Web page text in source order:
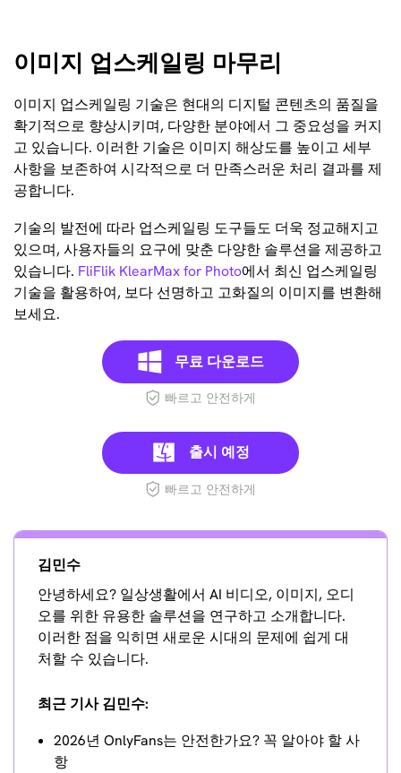
이미지 업스케일링 마무리
이미지 업스케일링 기술은 현대의 디지털 콘텐츠의 품질을
확기적으로 향상시키며, 다양한 분야에서 그 중요성을 커지
고 있습니다. 이러한 기술은 이미지 해상도를 높이고 세부
사항을 보존하여 시각적으로 더 만족스러운 처리 결과를 제
공합니다.
기술의 발전에 따라 업스케일링 도구들도 더욱 정교해지고
있으며, 사용자들의 요구에 맞춘 다양한 솔루션을 제공하고
있습니다. FliFlik KlearMax for Photo에서 최신 업스케일링
기술을 활용하여, 보다 선명하고 고화질의 이미지를 변환해
보세요.
무료 다운로드
빠르고 안전하게
출시 예정
빠르고 안전하게
김민수
안녕하세요? 일상생활에서 AI 비디오, 이미지, 오디
오를 위한 유용한 솔루션을 연구하고 소개합니다.
이러한 점을 익히면 새로운 시대의 문제에 쉽게 대
처할 수 있습니다.
최근 기사 김민수:
2026년 OnlyFans는 안전한가요? 꼭 알아야 할 사
항